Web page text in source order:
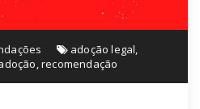
adoção legal,
,recomendação